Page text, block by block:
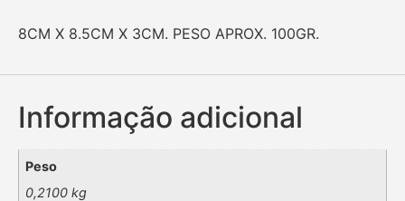
8CM X 8.5CM X 3CM. PESO APROX. 100GR.
Informação adicional
Peso
0,2100 kg